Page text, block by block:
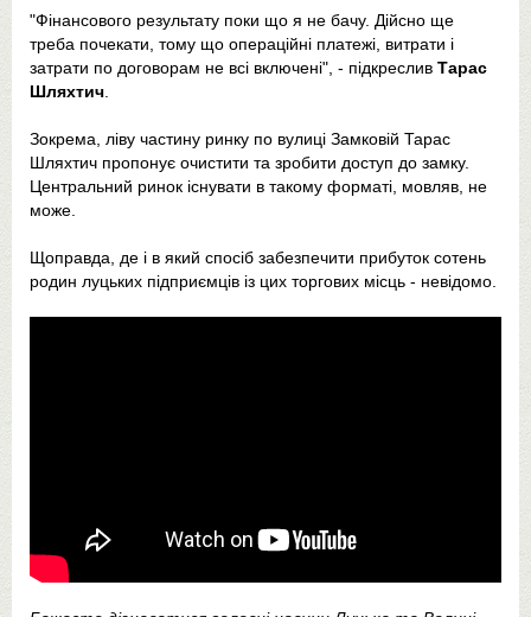
"Фінансового результату поки що я не бачу. Дійсно ще
треба почекати, тому що операційні платежі, витрати і
затрати по договорам не всі включені", - підкреслив Тарас
Шляхтич
Зокрема, ліву частину ринку по вулиці Замковій Тарас
Шляхтич пропонує очистити та зробити доступ до замку.
Центральний ринок існувати в такому форматі, мовляв, не
може.
Щоправда, де і в який спосіб забезпечити прибуток сотень
родин луцьких підприємців із цих торгових місць - невідомо.